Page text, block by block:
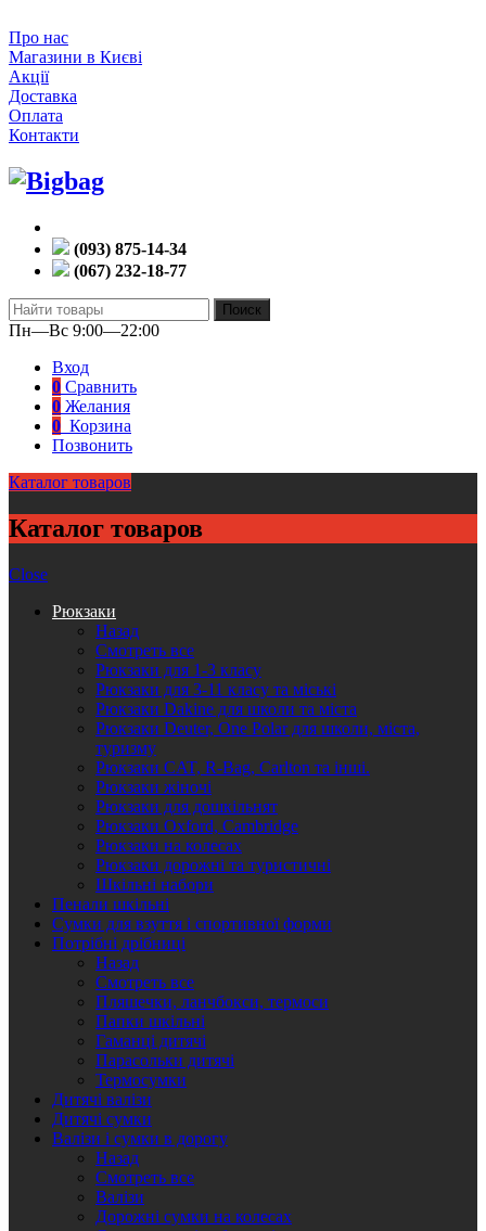
Про нас
Магазини в Києві
Акції
Доставка
Оплата
Контакти
(093) 875-14-34
(067) 232-18-77
Поиск
Пн—Вс 9:00—22:00
Вход
0 Сравнить
0 Желания
0 Корзина
Позвонить
Каталог товаров
Каталог товаров
Close
Рюкзаки
Назад
Смотреть все
Рюкзаки для 1-3 класу
Рюкзаки для 3-11 класу та міські
Рюкзаки Dakine для школи та міста
Рюкзаки Deuter, One Polar для школи, міста,
туризму
Рюкзаки CAT, R-Bag, Carlton та інші.
Рюкзаки жіночі
Рюкзаки для дошкільнят
Рюкзаки Oxford, Cambridge
Рюкзаки на колесах
Рюкзаки дорожні та туристичні
Шкільні набори
Пенали шкільні
Сумки для взуття і спортивної форми
Потрібні дрібниці
Назад
Смотреть все
Пляшечки, ланчбокси, термоси
Папки шкільні
Гаманці дитячі
Парасольки дитячі
Термосумки
Дитячі валізи
Дитячі сумки
Валізи і сумки в дорогу
Назад
Смотреть все
Валізи
Дорожні сумки на колесах